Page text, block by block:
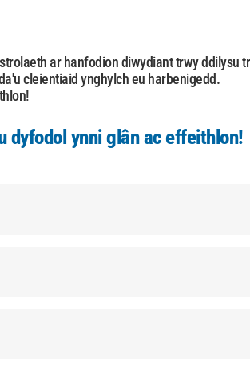
ar hanfodion diwydiant trwy ddilysu
cleientiaid ynghylch eu harbenigedd.
dyfodol ynni glân ac effeithlon!